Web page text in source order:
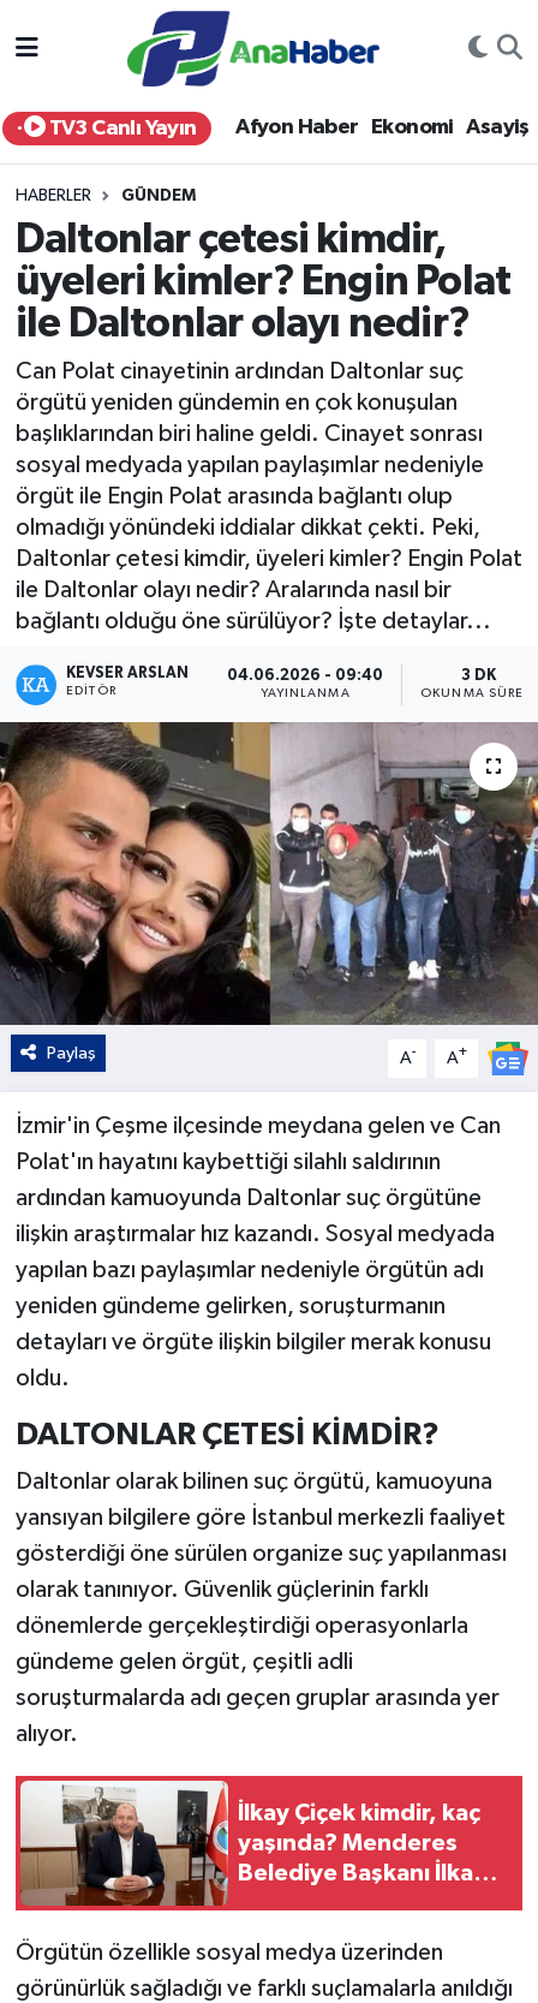
TV3 Canlı Yayın Afyon Haber Ekonomi Asayiş
HABERLER GÜNDEM
Daltonlar çetesi kimdir,
üyeleri kimler? Engin Polat
ile Daltonlar olayı nedir?
Can Polat cinayetinin ardından Daltonlar suç
örgütü yeniden gündemin en çok konuşulan
başlıklarından biri haline geldi. Cinayet sonrası
sosyal medyada yapılan paylaşımlar nedeniyle
örgüt ile Engin Polat arasında bağlantı olup
olmadığı yönündeki iddialar dikkat çekti. Peki,
Daltonlar çetesi kimdir, üyeleri kimler? Engin Polat
ile Daltonlar olayı nedir? Aralarında nasıl bir
bağlantı olduğu öne sürülüyor? İşte detaylar...
KEVSER ARSLAN
EDITÖR
04.06.2026 - 09:40
YAYINLANMA
3 DK
OKUNMA SÜRESI
Paylaş A- A+
İzmir'in Çeşme ilçesinde meydana gelen ve Can
Polat'ın hayatını kaybettiği silahlı saldırının
ardından kamuoyunda Daltonlar suç örgütüne
ilişkin araştırmalar hız kazandı. Sosyal medyada
yapılan bazı paylaşımlar nedeniyle örgütün adı
yeniden gündeme gelirken, soruşturmanın
detayları ve örgüte ilişkin bilgiler merak konusu
oldu.
DALTONLAR ÇETESİ KİMDİR?
Daltonlar olarak bilinen suç örgütü, kamuoyuna
yansıyan bilgilere göre İstanbul merkezli faaliyet
gösterdiği öne sürülen organize suç yapılanması
olarak tanınıyor. Güvenlik güçlerinin farklı
dönemlerde gerçekleştirdiği operasyonlarla
gündeme gelen örgüt, çeşitli adli
soruşturmalarda adı geçen gruplar arasında yer
alıyor.
İlkay Çiçek kimdir, kaç
yaşında? Menderes
Belediye Başkanı İlkay
Örgütün özellikle sosyal medya üzerinden
görünürlük sağladığı ve farklı suçlamalarla anıldığı
Yurt Haber
Afyon Haber
Siyaset
Spor
Eğitim
Sağlık
Teknoloji
Kültür - Sanat
Afyonkarahisar Nöbetçi Eczaneler
Afyonkarahisar Hava Durumu
Afyonkarahisar Trafik Yoğunluk Haritası
Süper Lig Puan Durumu ve Fikstür
Tüm Manşetler
Son Dakika Haberleri
Haber Arşivi